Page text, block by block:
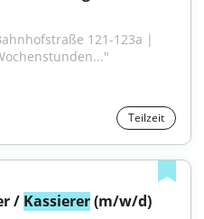
121-123a |
Teilzeit
/ Kassierer (m/w/d)